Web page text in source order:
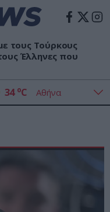
τους Τούρκους
Έλληνες που
34 oC